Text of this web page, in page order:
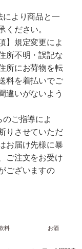
より商品と一
ださい。
】規定変更によ
所不明・誤記な
所にお荷物を転
料を着払いでご
違いがないよう
ご指導によ
りさせていただ
お届け先様に暴
ご注文をお受け
ございますの
料 お酒